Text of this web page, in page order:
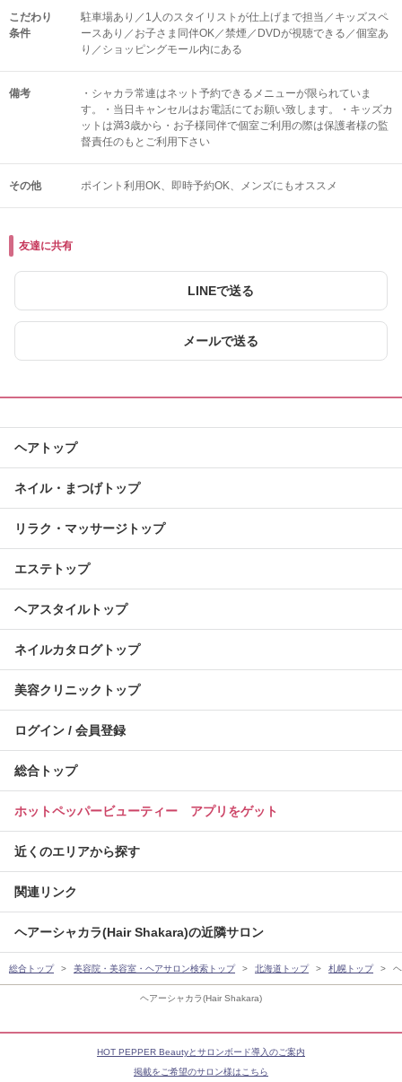
ヘアーシャカラ(Hair Shakara)
こだわり
条件
駐車場あり／1人のスタイリストが仕上げまで担当／キッズスペ
ースあり／お子さま同伴OK／禁煙／DVDが視聴できる／個室あ
り／ショッピングモール内にある
備考
・シャカラ常連はネット予約できるメニューが限られていま
す。・当日キャンセルはお電話にてお願い致します。・キッズカ
ットは満3歳から・お子様同伴で個室ご利用の際は保護者様の監
督責任のもとご利用下さい
その他 ポイント利用OK 即時予約OK メンズにもオススメ
友達に共有
LINEで送る
メールで送る
ヘアトップ
ネイル・まつげトップ
リラク・マッサージトップ
エステトップ
ヘアスタイルトップ
ネイルカタログトップ
美容クリニックトップ
ログイン / 会員登録
総合トップ
ホットペッパービューティー アプリをゲット
近くのエリアから探す
関連リンク
ヘアーシャカラ(Hair Shakara)の近隣サロン
総合トップ 美容院・美容室・ヘアサロン検索トップ 北海道トップ 札幌トップ
HOT PEPPER Beautyとサロンボード導入のご案内
掲載をご希望のサロン様はこちら